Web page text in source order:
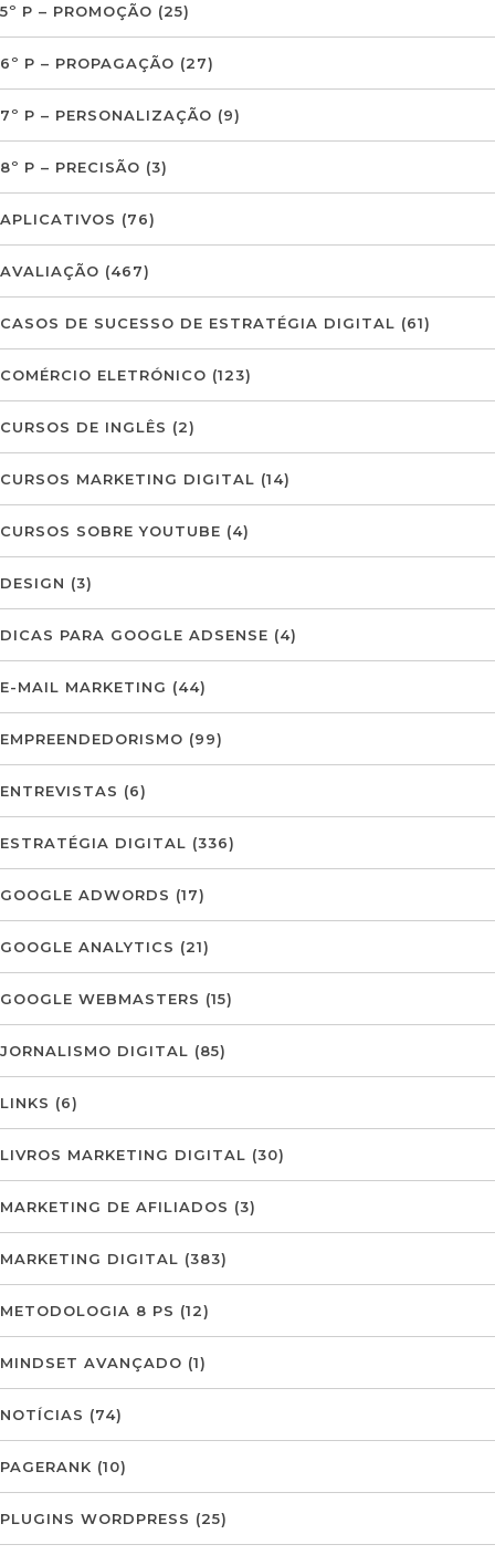
5º P – PROMOÇÃO (25)
6º P – PROPAGAÇÃO (27)
7º P – PERSONALIZAÇÃO (9)
8º P – PRECISÃO (3)
APLICATIVOS (76)
AVALIAÇÃO (467)
CASOS DE SUCESSO DE ESTRATÉGIA DIGITAL (61)
COMÉRCIO ELETRÓNICO (123)
CURSOS DE INGLÊS (2)
CURSOS MARKETING DIGITAL (14)
CURSOS SOBRE YOUTUBE (4)
DESIGN (3)
DICAS PARA GOOGLE ADSENSE (4)
E-MAIL MARKETING (44)
EMPREENDEDORISMO (99)
ENTREVISTAS (6)
ESTRATÉGIA DIGITAL (336)
GOOGLE ADWORDS (17)
GOOGLE ANALYTICS (21)
GOOGLE WEBMASTERS (15)
JORNALISMO DIGITAL (85)
LINKS (6)
LIVROS MARKETING DIGITAL (30)
MARKETING DE AFILIADOS (3)
MARKETING DIGITAL (383)
METODOLOGIA 8 PS (12)
MINDSET AVANÇADO (1)
NOTÍCIAS (74)
PAGERANK (10)
PLUGINS WORDPRESS (25)